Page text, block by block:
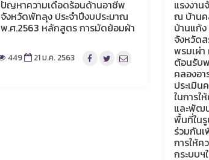
ปัญหาความเดือดร้อนด้านอาชีพ
จังหวัดพัทลุง ประจำปีงบประมาณ
พ.ศ.2563 หลักสูตร การมัดย้อมผ้า
449 21 ม.ค. 2563
แรงงา
ณ บ้านค
บ้านแก้ง
จังหวัด
พรมเผ่
ต้อนรับ
คลองอา
ประเมิน
ในการใ
และพัฒ
พื้นที่ใน
ร่วมกัน
การให้ค
กระบบ